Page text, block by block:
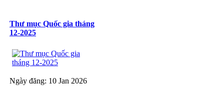
Thư mục Quốc gia tháng
12-2025
Ngày đăng: 10 Jan 2026